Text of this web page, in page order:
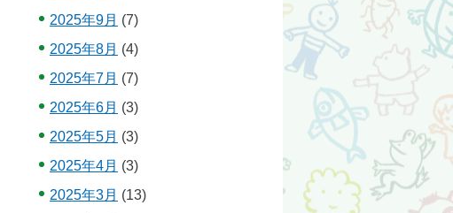
2025年9月 (7)
2025年8月 (4)
2025年7月 (7)
2025年6月 (3)
2025年5月 (3)
2025年4月 (3)
2025年3月 (13)